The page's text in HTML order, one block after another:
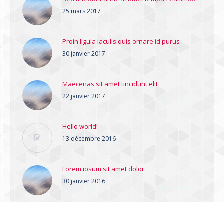
25 mars 2017
Proin ligula iaculis quis ornare id purus
30 janvier 2017
Maecenas sit amet tincidunt elit
22 janvier 2017
Hello world!
13 décembre 2016
Lorem iosum sit amet dolor
30 janvier 2016